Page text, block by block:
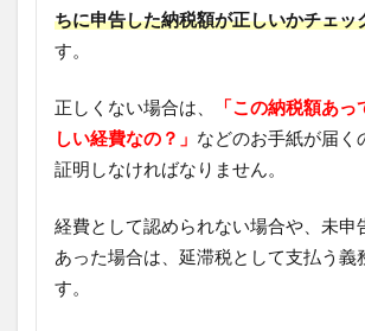
ちに申告した納税額が正しいかチェッ
す。
正しくない場合は、
「この納税額あ
しい経費なの？」 などのお手紙が届く
証明しなければなりません。
経費として認められない場合や、未申
あった場合は、延滞税として支払う義
す。